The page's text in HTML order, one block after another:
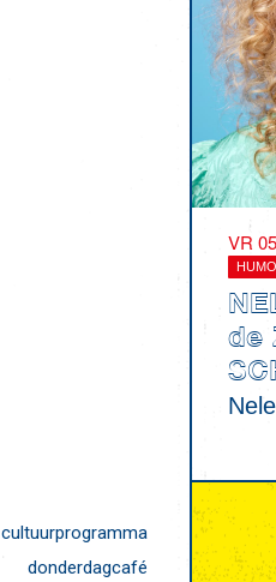
VR
de
cultuurprogramma
donderdagcafé